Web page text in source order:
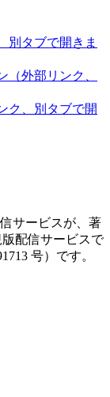
別タブで開きま
（外部リンク、
ク、別タブで開
サービスが、著
配信サービスで
号）です。